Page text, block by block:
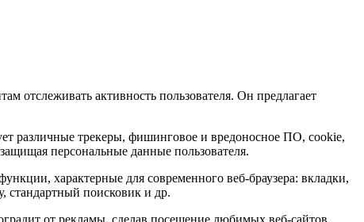
отслеживать активность пользователя. Он предлагает
различные трекеры, фишинговое и вредоносное ПО, cookie,
персональные данные пользователя.
характерные для современного веб-браузера: вкладки,
стандартный поисковик и др.
от рекламы, сделав посещение любимых веб-сайтов